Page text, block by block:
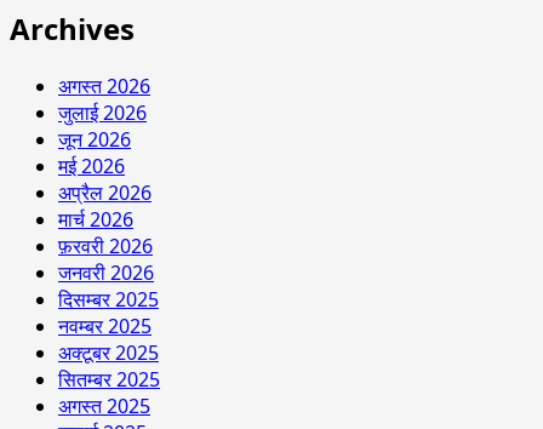
Archives
अगस्त 2026
जुलाई 2026
जून 2026
मई 2026
अप्रैल 2026
मार्च 2026
फ़रवरी 2026
जनवरी 2026
दिसम्बर 2025
नवम्बर 2025
अक्टूबर 2025
सितम्बर 2025
अगस्त 2025